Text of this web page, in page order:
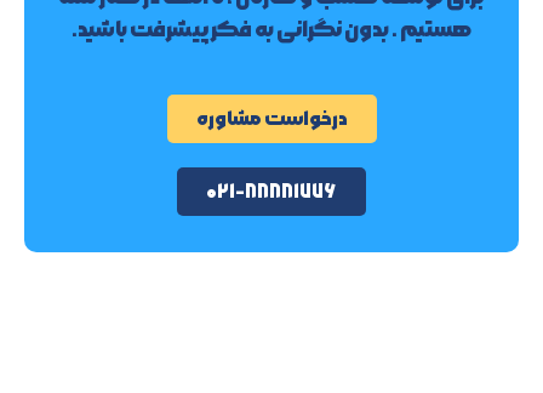
هستیم . بدون نگرانی به فکر پیشرفت باشید.
درخواست مشاوره
۰۲۱-۸۸۸۸۱۷۷۶